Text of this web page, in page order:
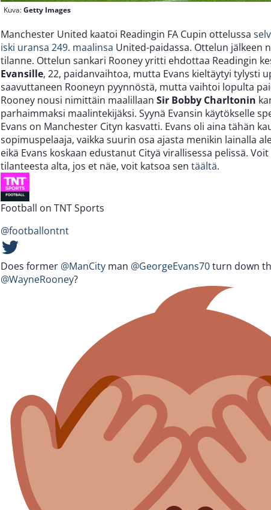
Kuva:Getty Images
Manchester United kaatoi Readingin FA Cupin ottelussa
iski uransa 249. maalinsa United-paidassa. Ottelun jälkeen
tilanne. Ottelun sankari Rooney yritti ehdottaa Readingin
Evansille, 22, paidanvaihtoa, mutta Evans kieltäytyi tylysti
saavuttaneen Rooneyn pyynnöstä, mutta vaihtoi lopulta
Rooney nousi nimittäin maalillaan Sir Bobby Charltonin
parhaimmaksi maalintekijäksi. Syynä Evansin käytökselle
Evans on Manchester Cityn kasvatti. Evans oli aina tähän
sopimuspelaaja, vaikka suurin osa ajasta menikin lainalla
eikä Evans koskaan edustanut Cityä virallisessa pelissä.
tilanteesta alta, jos et näe, voit katsoa sen täältä.
Football on TNT Sports
@footballontnt
Does former @ManCity man @GeorgeEvans70turn down
@WayneRooney?